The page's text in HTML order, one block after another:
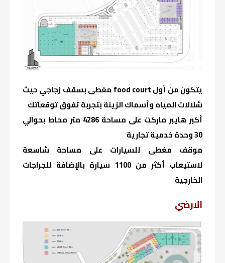
يتكون من أول food court مغطى بسقف زجاجي حيث
شلالات المياه وأسماك الزينة بتجربة تفوق توقعاتك
أكبر هايبر ماركت على مساحة 4286 متر محاط بحوالي
30 وحدة خدمية تجارية
موقف مغطى للسيارات على مساحة شاسعة
‏لاستيعاب أكثر من 1100 سيارة بالإضافة للجراجات
الخارجية
الارضي